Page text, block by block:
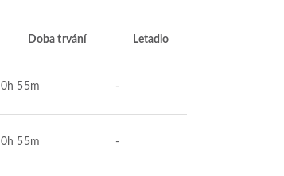
Doba trvání Letadlo
0h 55m -
0h 55m -